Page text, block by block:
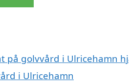
på golvvård i Ulricehamn
i Ulricehamn